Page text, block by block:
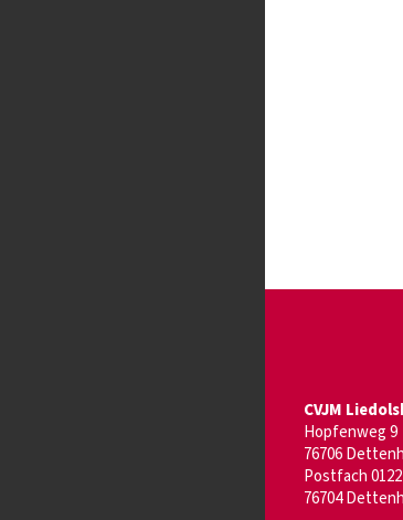
CVJM
Hopfenweg 9
76706
Postfach 0122
76704